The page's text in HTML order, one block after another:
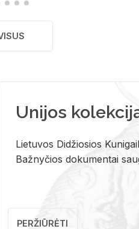
Unijos
Lietuvos Didžiosios
Bažnyčios dokumentai
PERŽIŪRĖTI